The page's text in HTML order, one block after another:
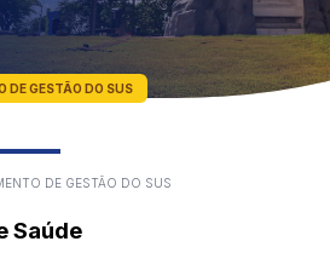
DE GESTÃO DO SUS
DE GESTÃO DO SUS
Saúde